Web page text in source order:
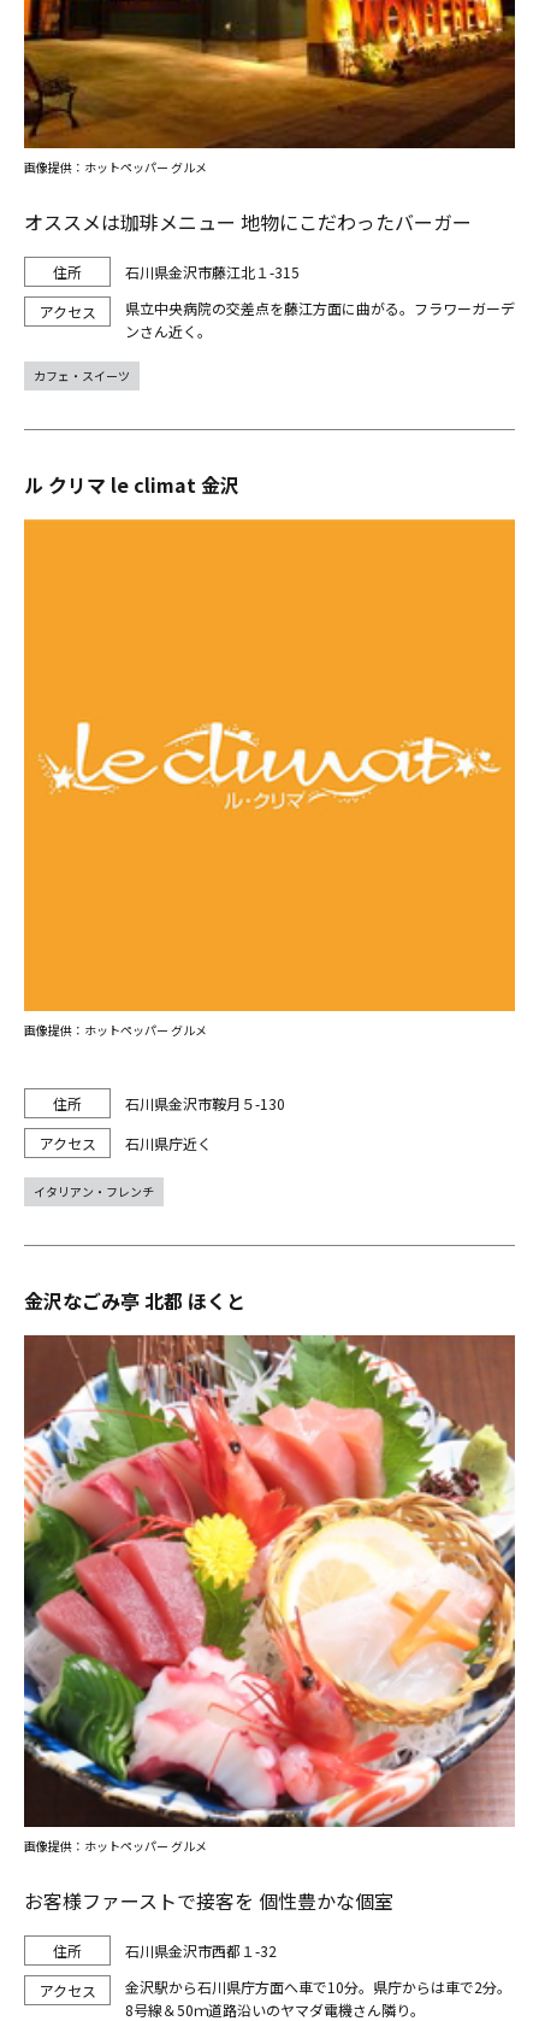
オススメは珈琲メニュー 地物にこだわったバーガー
石川県金沢市藤江北１-315
県立中央病院の交差点を藤江方面に曲がる。フラワーガーデ
ンさん近く。
画像提供：ホットペッパー グルメ
カフェ・スイーツ
ル クリマ le climat 金沢
石川県金沢市鞍月５-130
石川県庁近く
画像提供：ホットペッパー グルメ
イタリアン・フレンチ
金沢なごみ亭 北都 ほくと
お客様ファーストで接客を 個性豊かな個室
石川県金沢市西都１-32
金沢駅から石川県庁方面へ車で10分。県庁からは車で2分。
8号線＆50ｍ道路沿いのヤマダ電機さん隣り。
画像提供：ホットペッパー グルメ